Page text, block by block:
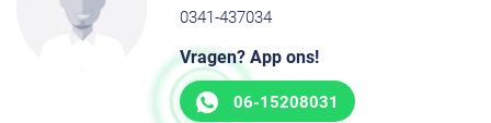
0341-437034
Vragen? App ons!
06-15208031